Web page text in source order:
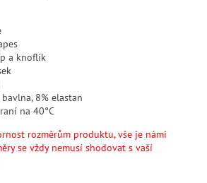
a knoflík
8% elastan
na 40°C
rozměrům produktu, vše je námi
se vždy nemusí shodovat s vaší